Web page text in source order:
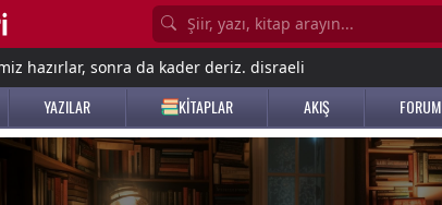
hazırlar, sonra da kader deriz. disraeli
YAZILAR KİTAPLAR AKIŞ FORUM